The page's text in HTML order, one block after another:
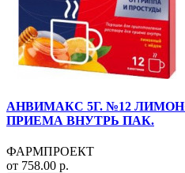
АНВИМАКС 5Г. №12
ПРИЕМА ВНУТРЬ ПАК.
ФАРМПРОЕКТ
от 758.00 р.